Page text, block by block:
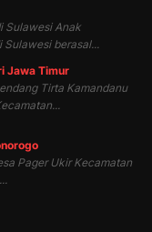
Sulawesi Anak
berasal...
Jawa Timur
Tirta Kamandanu
Pager Ukir Kecamatan